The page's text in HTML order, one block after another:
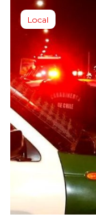
Local